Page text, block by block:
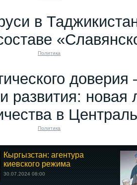
в
Политика
развития: новая
в
Политика
Кыргызстан: агентура
киевского режима
30.07.2024 08:00